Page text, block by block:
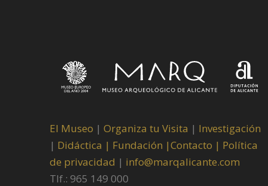
El Museo | Organiza tu Visita | Investigación
| Didáctica | Fundación |Contacto | Política
de privacidad | info@marqalicante.com
Tlf.: 965 149 000